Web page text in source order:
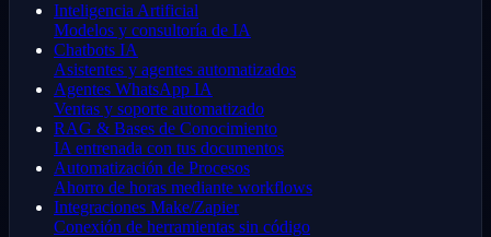
Inteligencia Artificial
Modelos y consultoría de IA
Chatbots IA
Asistentes y agentes automatizados
Agentes WhatsApp IA
Ventas y soporte automatizado
RAG & Bases de Conocimiento
IA entrenada con tus documentos
Automatización de Procesos
Ahorro de horas mediante workflows
Integraciones Make/Zapier
Conexión de herramientas sin código